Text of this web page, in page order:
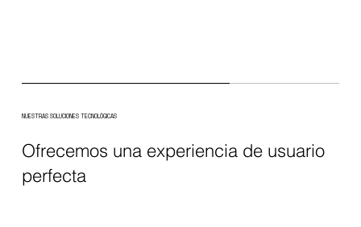
NUESTRAS SOLUCIONES TECNOLÓGICAS
Ofrecemos una experiencia de usuario
perfecta